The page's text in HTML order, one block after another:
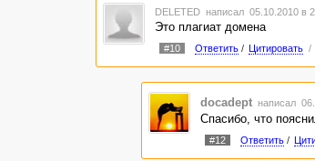
DELETED написал 05.10.2010 в
Это плагиат домена
#10 Ответить/ Цитировать /
docadept написал
Спасибо, что
#12 Ответить/